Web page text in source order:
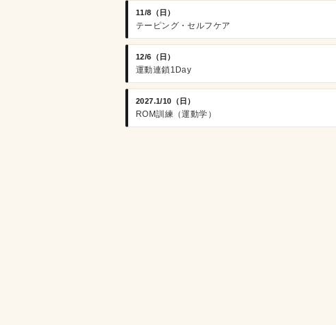
11/8（日）
テーピング・セルフケア
12/6（日）
運動連鎖1Day
2027.1/10（日）
ROM訓練（運動学）